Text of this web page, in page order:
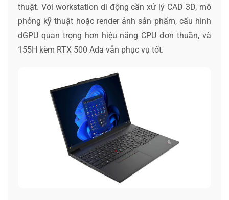
thuật. Với workstation di động cần xử lý CAD 3D, mô
phỏng kỹ thuật hoặc render ảnh sản phẩm, cấu hình
dGPU quan trọng hơn hiệu năng CPU đơn thuần, và
155H kèm RTX 500 Ada vẫn phục vụ tốt.